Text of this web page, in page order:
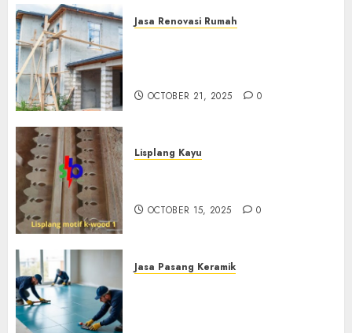
Jasa Renovasi Rumah
OCTOBER 21, 2025 0
Lisplang Kayu
OCTOBER 15, 2025 0
Jasa Pasang Keramik